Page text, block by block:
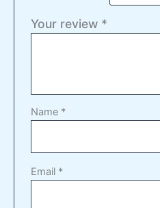
Your review *
Name *
Email *